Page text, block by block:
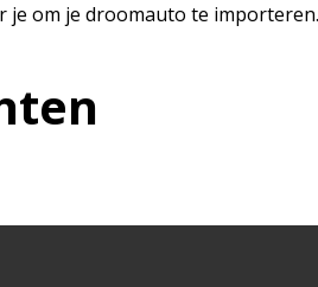
je om je droomauto te importeren.